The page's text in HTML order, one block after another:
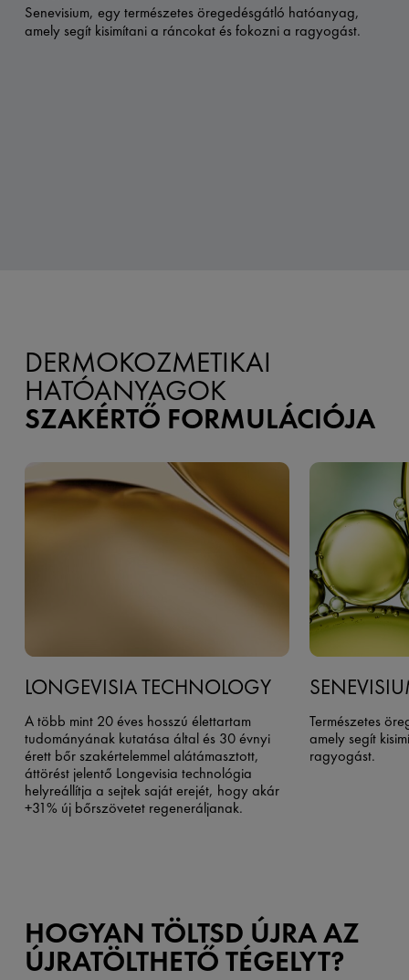
Senevisium, egy természetes öregedésgátló hatóanyag,
amely segít kisimítani a ráncokat és fokozni a ragyogást.
DERMOKOZMETIKAI
HATÓANYAGOK
SZAKÉRTŐ FORMULÁCIÓJA
LONGEVISIA TECHNOLOGY
A több mint 20 éves hosszú élettartam
tudományának kutatása által és 30 évnyi
érett bőr szakértelemmel alátámasztott,
áttörést jelentő Longevisia technológia
helyreállítja a sejtek saját erejét, hogy akár
+31% új bőrszövetet regeneráljanak.
Természetes
amely segít
ragyogást.
HOGYAN TÖLTSD ÚJRA AZ
ÚJRATÖLTHETŐ TÉGELYT?